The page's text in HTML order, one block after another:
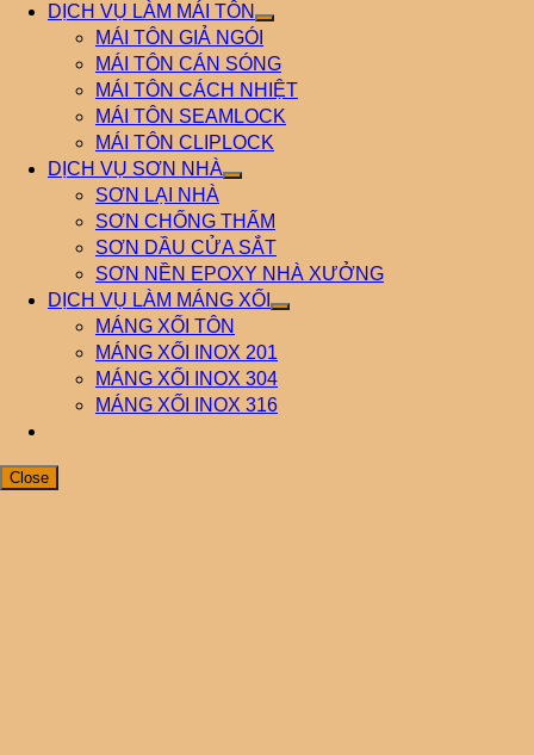
DỊCH VỤ LÀM MÁI TÔN
MÁI TÔN GIẢ NGÓI
MÁI TÔN CÁN SÓNG
MÁI TÔN CÁCH NHIỆT
MÁI TÔN SEAMLOCK
MÁI TÔN CLIPLOCK
DỊCH VỤ SƠN NHÀ
SƠN LẠI NHÀ
SƠN CHỐNG THẤM
SƠN DẦU CỬA SẮT
SƠN NỀN EPOXY NHÀ XƯỞNG
DỊCH VỤ LÀM MÁNG XỐI
MÁNG XỐI TÔN
MÁNG XỐI INOX 201
MÁNG XỐI INOX 304
MÁNG XỐI INOX 316
Close